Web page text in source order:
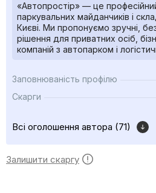
«Автопростір» — це
паркувальних майданчиків і
Києві. Ми пропонуємо зручні,
рішення для приватних осіб,
компаній з автопарком і
Заповнюваність профілю
Скарги
Всі оголошення автора (71)
Залишити скаргу